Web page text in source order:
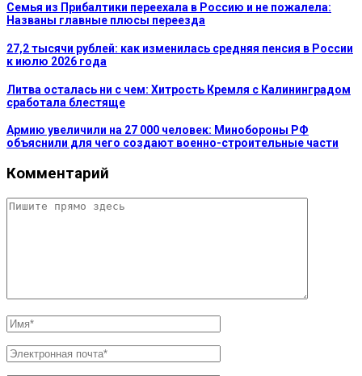
Семья из Прибалтики переехала в Россию и не пожалела:
Названы главные плюсы переезда
27,2 тысячи рублей: как изменилась средняя пенсия в России
к июлю 2026 года
Литва осталась ни с чем: Хитрость Кремля с Калининградом
сработала блестяще
Армию увеличили на 27 000 человек: Минобороны РФ
объяснили для чего создают военно-строительные части
Комментарий